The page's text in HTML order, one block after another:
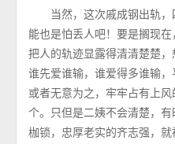
当然，这次戚成钢出轨
能也是怕丢人吧！要是搁现
把人的轨迹显露得清清楚楚，
谁先爱谁输，谁爱得多谁输，
或者无意为之，牢牢占有上
个。只但是二姨不会清楚，
枷锁，忠厚老实的齐志强，就